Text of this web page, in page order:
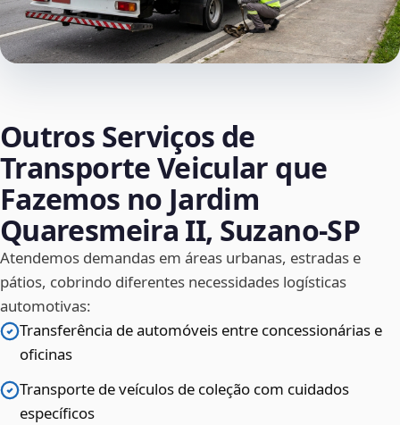
Outros Serviços de
Transporte Veicular que
Fazemos no Jardim
Quaresmeira II, Suzano‑SP
Atendemos demandas em áreas urbanas, estradas e
pátios, cobrindo diferentes necessidades logísticas
automotivas:
Transferência de automóveis entre concessionárias e
oficinas
Transporte de veículos de coleção com cuidados
específicos